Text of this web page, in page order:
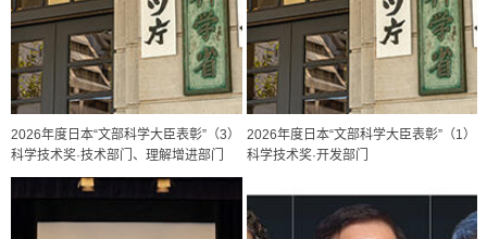
2026年度日本“文部科学大臣表彰”（3）
科学技术奖·技术部门、理解增进部门
2026年度日本“文部科学大臣表彰”（1）
科学技术奖·开发部门